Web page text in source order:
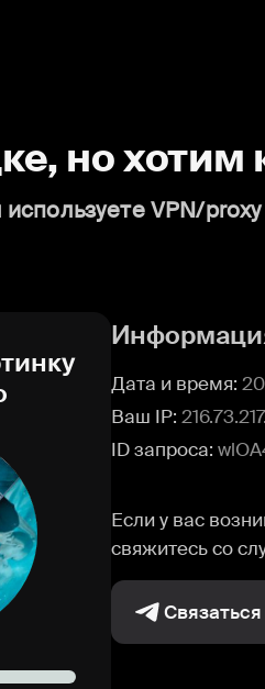
но хотим
VPN/
Дата и время:
Ваш IP:
ID запроса:
Если у вас
свяжитесь со